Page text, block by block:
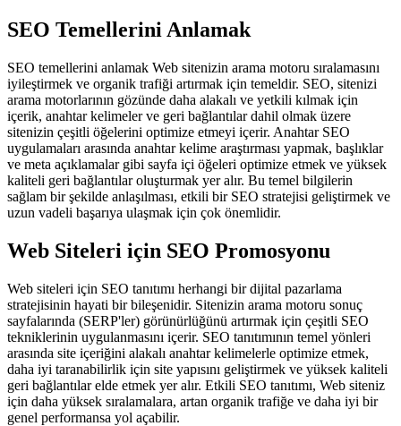
SEO Temellerini Anlamak
SEO temellerini anlamak Web sitenizin arama motoru sıralamasını
iyileştirmek ve organik trafiği artırmak için temeldir. SEO, sitenizi
arama motorlarının gözünde daha alakalı ve yetkili kılmak için
içerik, anahtar kelimeler ve geri bağlantılar dahil olmak üzere
sitenizin çeşitli öğelerini optimize etmeyi içerir. Anahtar SEO
uygulamaları arasında anahtar kelime araştırması yapmak, başlıklar
ve meta açıklamalar gibi sayfa içi öğeleri optimize etmek ve yüksek
kaliteli geri bağlantılar oluşturmak yer alır. Bu temel bilgilerin
sağlam bir şekilde anlaşılması, etkili bir SEO stratejisi geliştirmek ve
uzun vadeli başarıya ulaşmak için çok önemlidir.
Web Siteleri için SEO Promosyonu
Web siteleri için SEO tanıtımı herhangi bir dijital pazarlama
stratejisinin hayati bir bileşenidir. Sitenizin arama motoru sonuç
sayfalarında (SERP'ler) görünürlüğünü artırmak için çeşitli SEO
tekniklerinin uygulanmasını içerir. SEO tanıtımının temel yönleri
arasında site içeriğini alakalı anahtar kelimelerle optimize etmek,
daha iyi taranabilirlik için site yapısını geliştirmek ve yüksek kaliteli
geri bağlantılar elde etmek yer alır. Etkili SEO tanıtımı, Web siteniz
için daha yüksek sıralamalara, artan organik trafiğe ve daha iyi bir
genel performansa yol açabilir.